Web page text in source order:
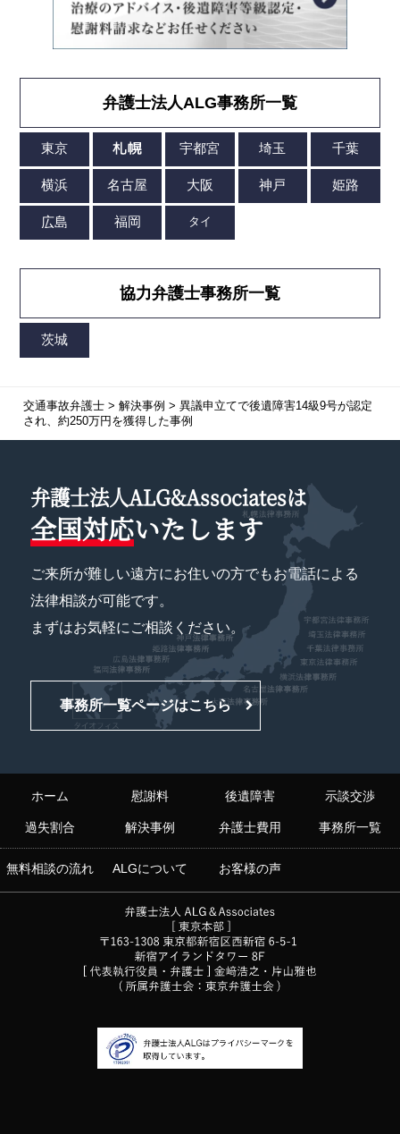
弁護士法人ALG事務所一覧
協力弁護士事務所一覧
交通事故弁護士> 解決事例 > 異議申立てで後遺障害14級9号が認定
され、約250万円を獲得した事例
弁護士法人ALG&Associatesは
全国対応いたします
ご来所が難しい遠方にお住いの方でもお電話による
法律相談が可能です。
まずはお気軽にご相談ください。
事務所一覧ページはこちら
ホーム 慰謝料 後遺障害 示談交渉
過失割合 解決事例 弁護士費用 事務所一覧
無料相談の流れ ALGについて お客様の声